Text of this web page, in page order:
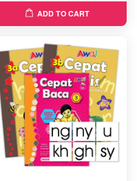
ADD TO CART